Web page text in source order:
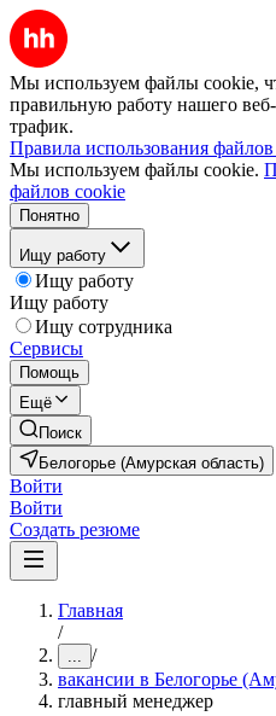
Мы используем файлы cookie,
правильную работу нашего
трафик.
Правила использования
Мы используем файлы cookie.
файлов cookie
Понятно
Ищу работу
Ищу работу
Ищу работу
Ищу сотрудника
Сервисы
Помощь
Ещё
Поиск
Белогорье (Амурская область)
Войти
Войти
Создать резюме
Главная
/
... /
вакансии в Белогорье
главный менеджер